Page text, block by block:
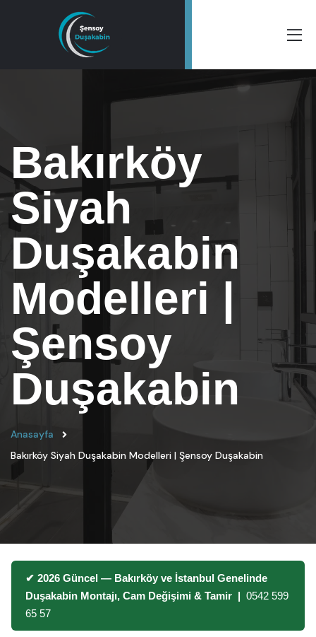
Bakırköy
Siyah
Duşakabin
Modelleri |
Şensoy
Duşakabin
Anasayfa
Bakırköy Siyah Duşakabin Modelleri | Şensoy Duşakabin
✔ 2026 Güncel — Bakırköy ve İstanbul Genelinde
Duşakabin Montajı, Cam Değişimi & Tamir | 0542 599
65 57